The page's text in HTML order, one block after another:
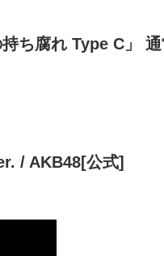
ち腐れ Type C」
/ AKB48[公式]